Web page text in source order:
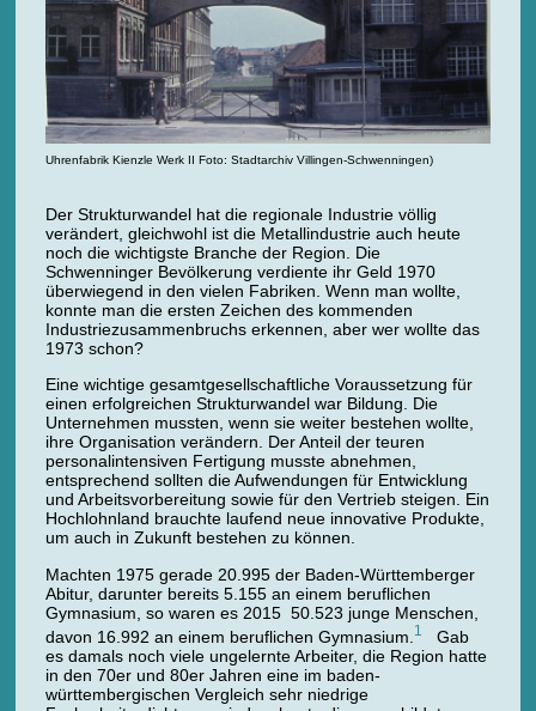
Uhrenfabrik Kienzle Werk II Foto: Stadtarchiv Villingen-Schwenningen)
Der Strukturwandel hat die regionale Industrie völlig
verändert, gleichwohl ist die Metallindustrie auch heute
noch die wichtigste Branche der Region. Die
Schwenninger Bevölkerung verdiente ihr Geld 1970
überwiegend in den vielen Fabriken. Wenn man wollte,
konnte man die ersten Zeichen des kommenden
Industriezusammenbruchs erkennen, aber wer wollte das
1973 schon?
Eine wichtige gesamtgesellschaftliche Voraussetzung für
einen erfolgreichen Strukturwandel war Bildung. Die
Unternehmen mussten, wenn sie weiter bestehen wollte,
ihre Organisation verändern. Der Anteil der teuren
personalintensiven Fertigung musste abnehmen,
entsprechend sollten die Aufwendungen für Entwicklung
und Arbeitsvorbereitung sowie für den Vertrieb steigen. Ein
Hochlohnland brauchte laufend neue innovative Produkte,
um auch in Zukunft bestehen zu können.
Machten 1975 gerade 20.995 der Baden-Württemberger
Abitur, darunter bereits 5.155 an einem beruflichen
Gymnasium, so waren es 2015 50.523 junge Menschen,
davon 16.992 an einem beruflichen Gymnasium. 1
Gab
es damals noch viele ungelernte Arbeiter, die Region hatte
in den 70er und 80er Jahren eine im baden-
württembergischen Vergleich sehr niedrige